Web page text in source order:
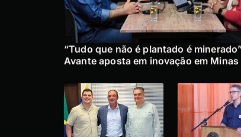
“Tudo que não é plantado é
Avante aposta em inovação em Minas